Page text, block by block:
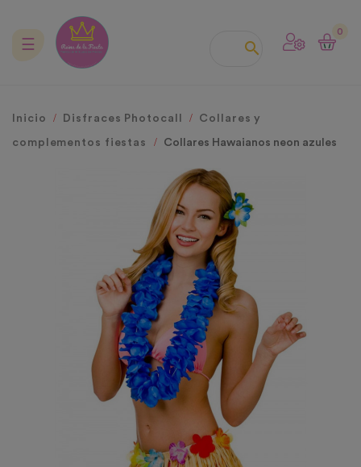

0
Navegación
☰
Inicio Disfraces Photocall Collares y
complementos fiestas Collares Hawaianos neon azules